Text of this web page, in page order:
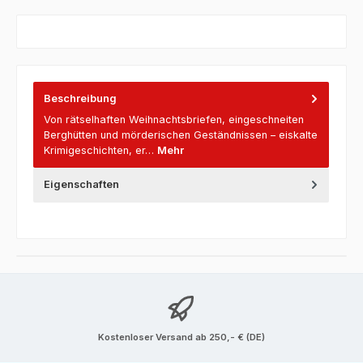
Beschreibung
Von rätselhaften Weihnachtsbriefen, eingeschneiten
Berghütten und mörderischen Geständnissen – eiskalte
Krimigeschichten, er… Mehr
Eigenschaften
Kostenloser Versand ab 250,- € (DE)